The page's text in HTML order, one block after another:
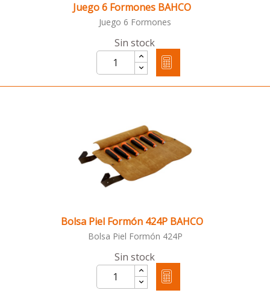
Juego 6 Formones BAHCO
Juego 6 Formones
Sin stock
Bolsa Piel Formón 424P BAHCO
Bolsa Piel Formón 424P
Sin stock